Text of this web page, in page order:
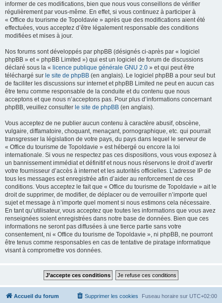
informer de ces modifications, bien que nous vous conseillons de vérifier
régulièrement par vous-même. En effet, si vous continuez à participer à
« Office du tourisme de Topoldavie » après que des modifications aient été
effectuées, vous acceptez d’être légalement responsable des conditions
modifiées et mises à jour.
Nos forums sont développés par phpBB (désignés ci-après par « logiciel
phpBB » et « phpBB Limited ») qui est un logiciel de forum de discussions
déclaré sous la « licence publique générale GNU 2.0 » et qui peut être
téléchargé sur le site de phpBB (en anglais). Le logiciel phpBB a pour seul but
de faciliter les discussions sur internet et phpBB Limited ne peut en aucun cas
être tenu comme responsable de la conduite et du contenu que nous
acceptons et que nous n’acceptons pas. Pour plus d’informations concernant
phpBB, veuillez consulter le site de phpBB (en anglais).
Vous acceptez de ne publier aucun contenu à caractère abusif, obscène,
vulgaire, diffamatoire, choquant, menaçant, pornographique, etc. qui pourrait
transgresser la législation de votre pays, du pays dans lequel le serveur de
« Office du tourisme de Topoldavie » est hébergé ou encore la loi
internationale. Si vous ne respectez pas ces dispositions, vous vous exposez à
un bannissement immédiat et définitif et nous nous réservons le droit d’avertir
votre fournisseur d’accès à internet et les autorités officielles. L’adresse IP de
tous les messages est enregistrée afin d’aider au renforcement de ces
conditions. Vous acceptez le fait que « Office du tourisme de Topoldavie » ait le
droit de supprimer, de modifier, de déplacer ou de verrouiller n’importe quel
sujet et message à n’importe quel moment si nous estimons cela nécessaire.
En tant qu’utilisateur, vous acceptez que toutes les informations que vous avez
renseignées soient enregistrées dans notre base de données. Bien que ces
informations ne seront pas diffusées à une tierce partie sans votre
consentement, ni « Office du tourisme de Topoldavie », ni phpBB, ne pourront
être tenus comme responsables en cas de tentative de piratage informatique
visant à compromettre vos données.
Accueil du forum Fuseau horaire sur UTC+02:00
Supprimer les cookies